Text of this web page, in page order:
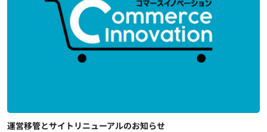
運営移管とサイトリニューアルのお知らせ